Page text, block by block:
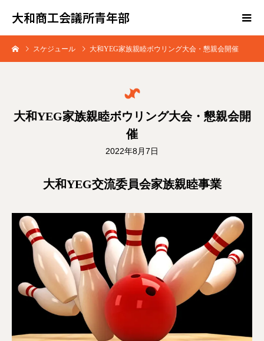
大和商工会議所青年部
スケジュール 大和YEG家族親睦ボウリング大会・懇親会開催
大和YEG家族親睦ボウリング大会・懇親会開
催
2022年8月7日
大和YEG交流委員会家族親睦事業